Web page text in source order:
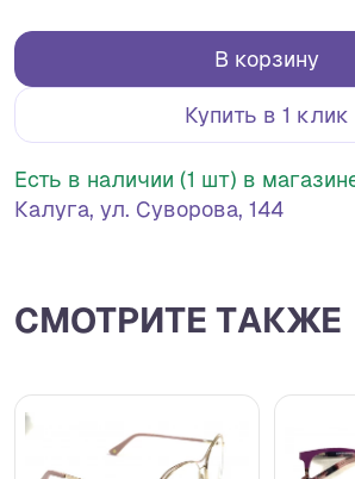
В корзину
Купить в 1 клик
Есть в наличии (1 шт) в
Калуга, ул. Суворова, 144
СМОТРИТЕ ТАКЖЕ